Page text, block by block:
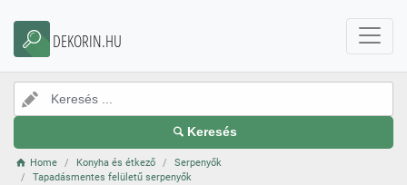
DEKORIN.HU
Keresés
Home Konyha és étkező
Serpenyők
Tapadásmentes felületű serpenyők